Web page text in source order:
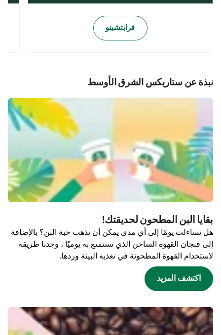
فرابتشينو
نبذة عن ستاربكس الشرق الأوسط
بقايا البن المطحون لحديقتك!
هل تساءلت يومًا إلى أي مدى يمكن أن تذهب حبة البن؟ بالإضافة
إلى فنجان القهوة الساخن الذي تستمتع به يوميًا ، وجدنا طريقة
لاستخدام القهوة المطحونة في تغذية البيئة وردها.
اكتشف المزيد